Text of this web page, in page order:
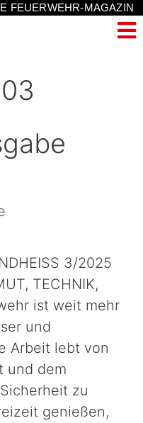
FEUERWEHR-MAGAZIN
3/2025
TECHNIK,
ist weit mehr
und
Arbeit lebt von
und dem
zu
genießen,